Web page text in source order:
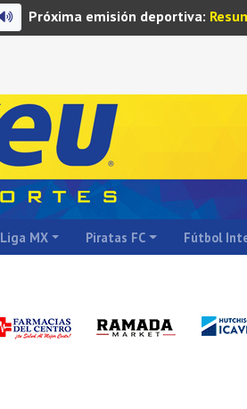
Próxima emisión deportiva:
Liga MX Piratas FC Fútbol